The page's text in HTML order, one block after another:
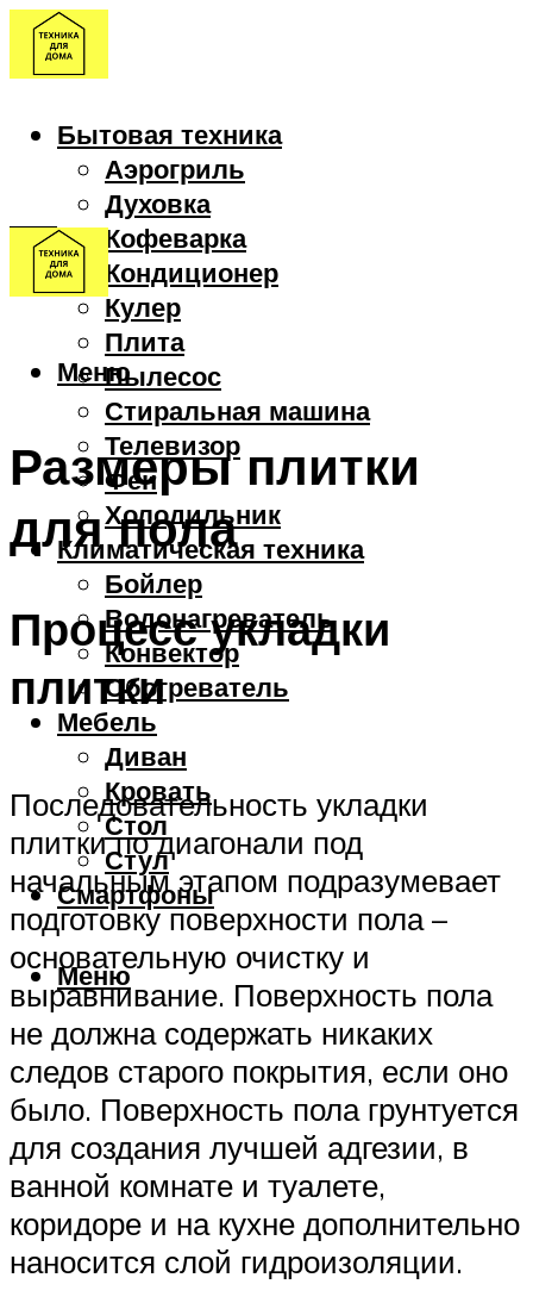
Бытовая техника
Аэрогриль
Духовка
Кофеварка
Кондиционер
Кулер
Плита
Пылесос
Стиральная машина
Телевизор
Фен
Холодильник
Климатическая техника
Бойлер
Водонагреватель
Конвектор
Обогреватель
Мебель
Диван
Кровать
Стол
Стул
Смартфоны
Меню
Меню
Размеры плитки
для пола
Процесс укладки
плитки
Последовательность укладки
плитки по диагонали под
начальным этапом подразумевает
подготовку поверхности пола –
основательную очистку и
выравнивание. Поверхность пола
не должна содержать никаких
следов старого покрытия, если оно
было. Поверхность пола грунтуется
для создания лучшей адгезии, в
ванной комнате и туалете,
коридоре и на кухне дополнительно
наносится слой гидроизоляции.